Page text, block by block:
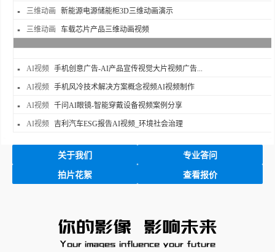
三维动画 新能源电源储能柜3D三维动画演示
三维动画 车载芯片产品三维动画视频
AI视频 手机创意广告-AI产品宣传视觉大片视频广告...
AI视频 手机风冷技术解决方案概念视频AI视频制作
AI视频 千问AI眼镜-智能穿戴设备视频案例分享
AI视频 吉利汽车ESG报告AI视频_环境社会治理
关于我们 专业答问
拍片花絮 查看报价